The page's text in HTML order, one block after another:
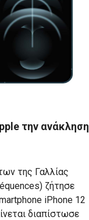
την ανάκληση
της Γαλλίας
ζήτησε
iPhone 12
διαπίστωσε